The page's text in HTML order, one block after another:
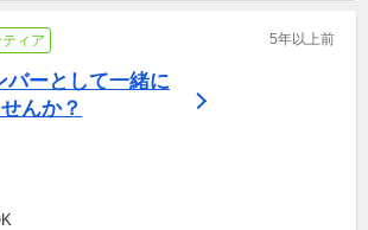
ィア 5年以上前
ーとして一緒に
んか？